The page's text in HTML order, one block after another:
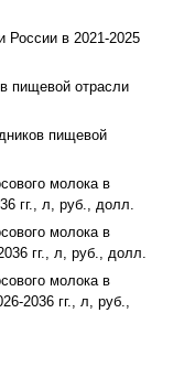
России в 2021-2025
пищевой отрасли
пищевой
молока в
гг., л, руб., долл.
молока в
гг., л, руб., долл.
молока в
2036 гг., л, руб.,